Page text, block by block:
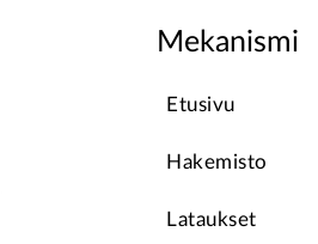
Mekanismi
Etusivu
Hakemisto
Lataukset